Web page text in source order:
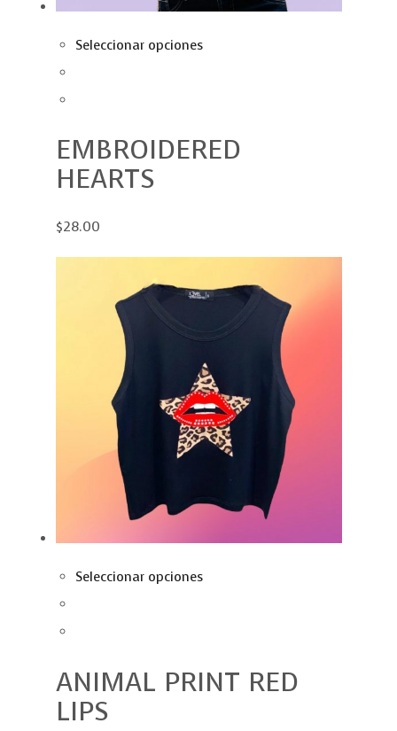
Seleccionar opciones
EMBROIDERED
HEARTS
$28.00
Seleccionar opciones
ANIMAL PRINT RED
LIPS